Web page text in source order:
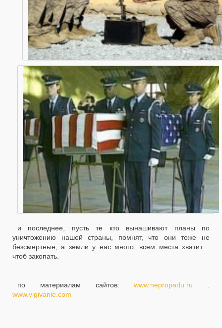
и последнее, пусть те кто вынашивают планы по
уничтожению нашей страны, помнят, что они тоже не
безсмертные, а земли у нас много, всем места хватит....
чтоб закопать.
по материалам сайтов:www.nepropadu.ru
www.vigivanie.com